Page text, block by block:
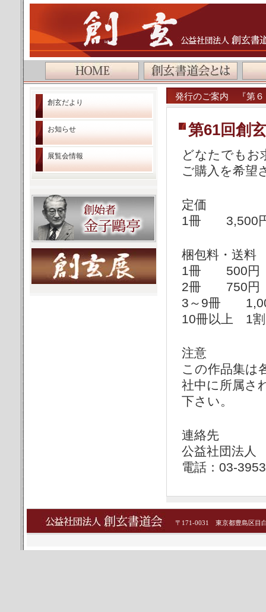
公益社団法人 創玄書道会
創玄だより
お知らせ
展覧会情報
発行のご案内 『第６
第61回創
どなたでもお
ご購入を希望
定価
1冊 3,500
梱包料・送料
1冊 500円
2冊 750円
3～9冊
10冊以上 1割
注意
この作品集は
社中に所属さ
下さい。
連絡先
公益社団法人
電話：03-
〒171-0031 東京都豊島区目